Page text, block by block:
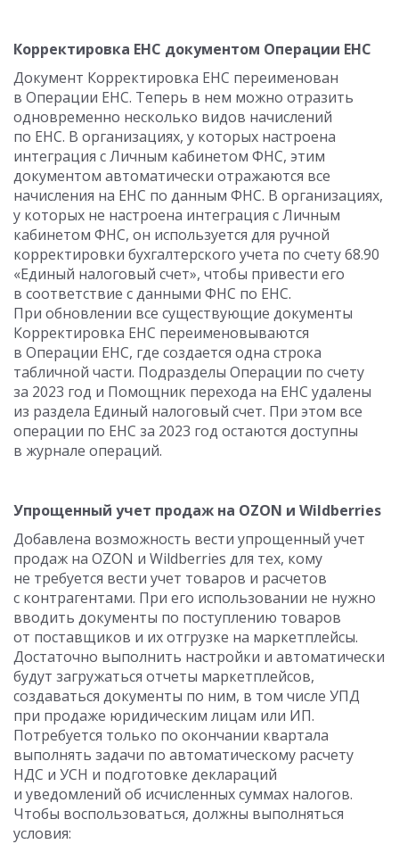
Корректировка ЕНС документом Операции ЕНС
Документ Корректировка ЕНС переименован
в Операции ЕНС. Теперь в нем можно отразить
одновременно несколько видов начислений
по ЕНС. В организациях, у которых настроена
интеграция с Личным кабинетом ФНС, этим
документом автоматически отражаются все
начисления на ЕНС по данным ФНС. В организациях,
у которых не настроена интеграция с Личным
кабинетом ФНС, он используется для ручной
корректировки бухгалтерского учета по счету 68.90
«Единый налоговый счет», чтобы привести его
в соответствие с данными ФНС по ЕНС.
При обновлении все существующие документы
Корректировка ЕНС переименовываются
в Операции ЕНС, где создается одна строка
табличной части. Подразделы Операции по счету
за 2023 год и Помощник перехода на ЕНС удалены
из раздела Единый налоговый счет. При этом все
операции по ЕНС за 2023 год остаются доступны
в журнале операций.
Упрощенный учет продаж на OZON и Wildberries
Добавлена возможность вести упрощенный учет
продаж на OZON и Wildberries для тех, кому
не требуется вести учет товаров и расчетов
с контрагентами. При его использовании не нужно
вводить документы по поступлению товаров
от поставщиков и их отгрузке на маркетплейсы.
Достаточно выполнить настройки и автоматически
будут загружаться отчеты маркетплейсов,
создаваться документы по ним, в том числе УПД
при продаже юридическим лицам или ИП.
Потребуется только по окончании квартала
выполнять задачи по автоматическому расчету
НДС и УСН и подготовке деклараций
и уведомлений об исчисленных суммах налогов.
Чтобы воспользоваться, должны выполняться
условия: